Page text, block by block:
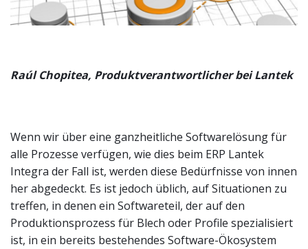
Raúl Chopitea, Produktverantwortlicher bei Lantek
Wenn wir über eine ganzheitliche Softwarelösung für
alle Prozesse verfügen, wie dies beim ERP Lantek
Integra der Fall ist, werden diese Bedürfnisse von innen
her abgedeckt. Es ist jedoch üblich, auf Situationen zu
treffen, in denen ein Softwareteil, der auf den
Produktionsprozess für Blech oder Profile spezialisiert
ist, in ein bereits bestehendes Software-Ökosystem